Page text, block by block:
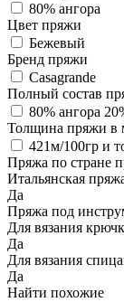
80% ангора
Цвет пряжи
Бежевый
Бренд пряжи
Casagrande
Полный состав
80% ангора
Толщина пряжи в
421м/100гр и
Пряжа по стране
Итальянская
Да
Пряжа под
Для вязания
Да
Для вязания
Да
Найти похожие